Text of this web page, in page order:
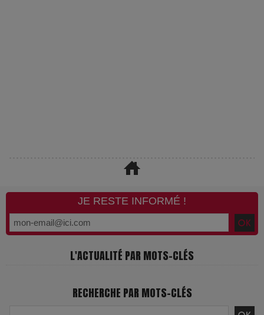
JE RESTE INFORMÉ !
L'ACTUALITÉ PAR MOTS-CLÉS
RECHERCHE PAR MOTS-CLÉS